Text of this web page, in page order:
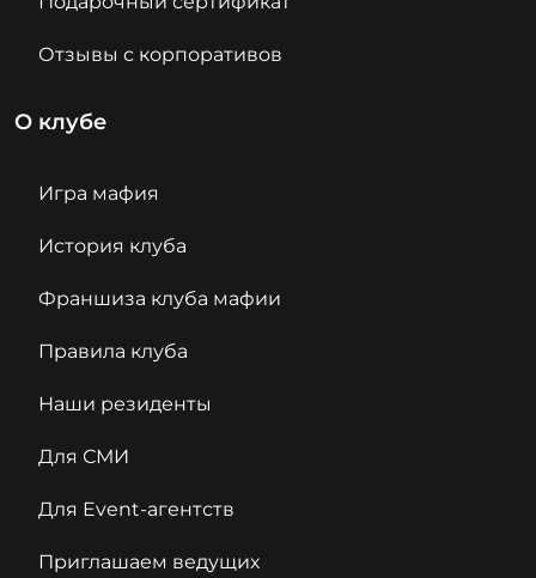
Отзывы с корпоративов
О клубе
Игра мафия
История клуба
Франшиза клуба мафии
Правила клуба
Наши резиденты
Для СМИ
Для Event-агентств
Приглашаем ведущих